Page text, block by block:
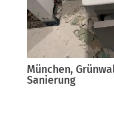
München,
Sanierung